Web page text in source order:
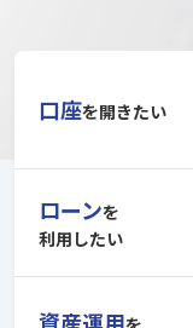
口座を開きたい
ローンを
利用したい